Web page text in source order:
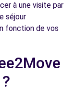
(D)
6.7 km
à une visite par
séjour
fonction de vos